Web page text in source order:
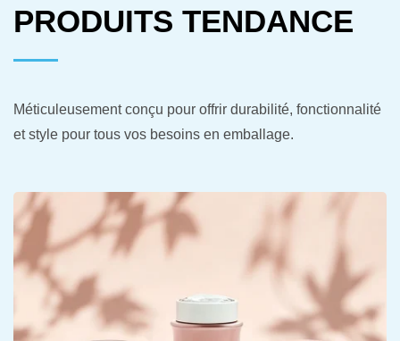
PRODUITS TENDANCE
Méticuleusement conçu pour offrir durabilité, fonctionnalité
et style pour tous vos besoins en emballage.